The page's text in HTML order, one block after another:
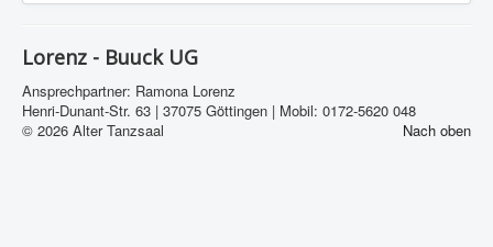
Lorenz - Buuck UG
Ansprechpartner: Ramona Lorenz
Henri-Dunant-Str. 63 | 37075 Göttingen | Mobil: 0172-5620 048
Nach oben
© 2026 Alter Tanzsaal